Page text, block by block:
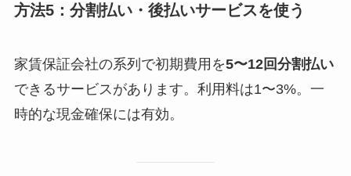
方法5：分割払い・後払いサービスを使う
家賃保証会社の系列で初期費用を5〜12回分割払い
できるサービスがあります。利用料は1〜3%。一
時的な現金確保には有効。